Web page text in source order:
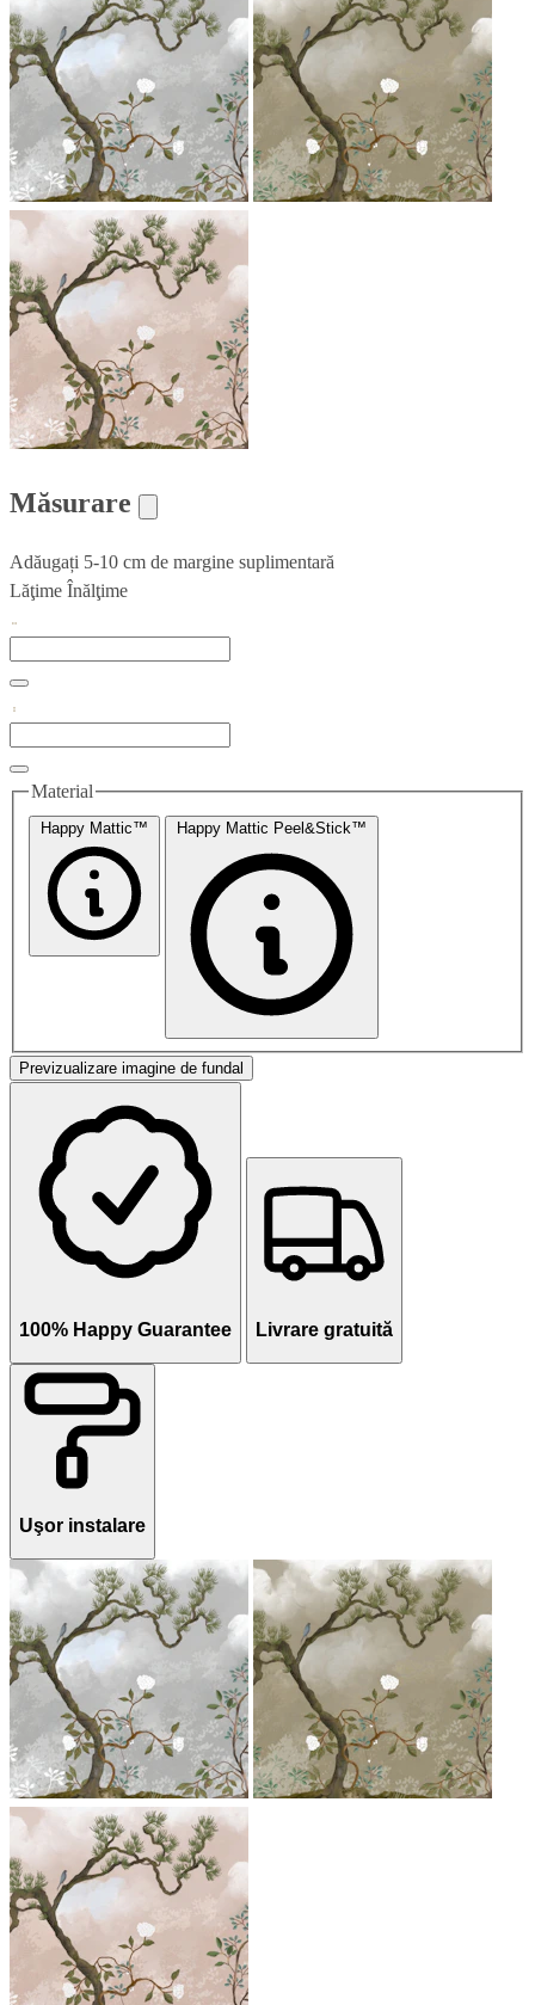
Măsurare
Adăugați 5-10 cm de margine suplimentară
Lăţime Înălţime
Material
Happy Mattic™ Happy Mattic Peel&Stick™
Previzualizare imagine de fundal
100% Happy Guarantee Livrare gratuită
Uşor instalare